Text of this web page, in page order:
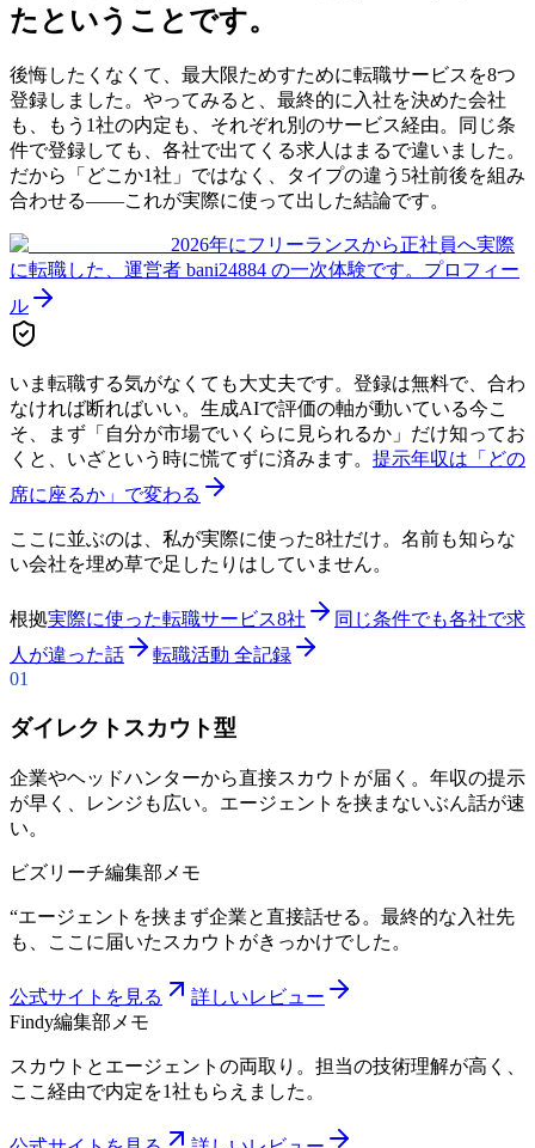
た ということです。
後悔したくなくて、最大限ためすために転職サービスを8つ
登録しました。やってみると、最終的に入社を決めた会社
も、もう1社の内定も、それぞれ別のサービス経由。同じ条
件で登録しても、各社で出てくる求人はまるで違いました。
だから「どこか1社」ではなく、タイプの違う5社前後を組み
合わせる——これが実際に使って出した結論です。
2026年にフリーランスから正社員へ実際
に転職した、運営者 bani24884 の一次体験です。 プロフィー
ル
いま転職する気がなくても大丈夫です。登録は無料で、合わ
なければ断ればいい。生成AIで評価の軸が動いている今こ
そ、まず「自分が市場でいくらに見られるか」だけ知ってお
くと、いざという時に慌てずに済みます。 提示年収は「どの
席に座るか」で変わる
ここに並ぶのは、私が実際に使った8社だけ。名前も知らな
い会社を埋め草で足したりはしていません。
根拠実際に使った転職サービス8社
同じ条件でも各社で求
人が違った話
転職活動 全記録
01
ダイレクトスカウト型
企業やヘッドハンターから直接スカウトが届く。年収の提示
が早く、レンジも広い。エージェントを挟まないぶん話が速
い。
ビズリーチ編集部メモ
“エージェントを挟まず企業と直接話せる。最終的な入社先
も、ここに届いたスカウトがきっかけでした。
公式サイトを見る
詳しいレビュー
Findy編集部メモ
スカウトとエージェントの両取り。担当の技術理解が高く、
ここ経由で内定を1社もらえました。